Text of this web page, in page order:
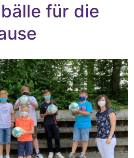
für die